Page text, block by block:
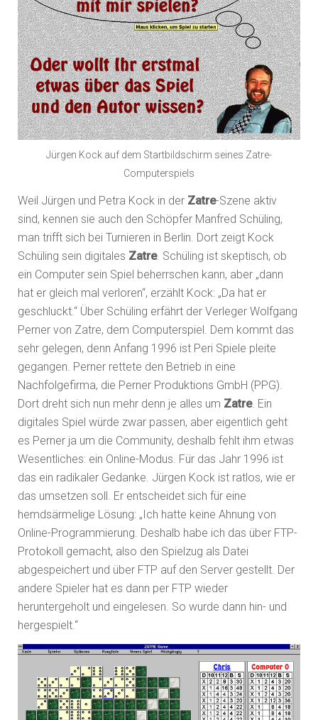
Jürgen Kock auf dem Startbildschirm seines Zatre-
Computerspiels
Weil Jürgen und Petra Kock in der Zatre-Szene aktiv
sind, kennen sie auch den Schöpfer Manfred Schüling,
man trifft sich bei Turnieren in Berlin. Dort zeigt Kock
Schüling sein digitales Zatre. Schüling ist skeptisch, ob
ein Computer sein Spiel beherrschen kann, aber „dann
hat er gleich mal verloren“, erzählt Kock: „Da hat er
geschluckt.“ Über Schüling erfährt der Verleger Wolfgang
Perner von Zatre, dem Computerspiel. Dem kommt das
sehr gelegen, denn Anfang 1996 ist Peri Spiele pleite
gegangen. Perner rettete den Betrieb in eine
Nachfolgefirma, die Perner Produktions GmbH (PPG).
Dort dreht sich nun mehr denn je alles um Zatre. Ein
digitales Spiel würde zwar passen, aber eigentlich geht
es Perner ja um die Community, deshalb fehlt ihm etwas
Wesentliches: ein Online-Modus. Für das Jahr 1996 ist
das ein radikaler Gedanke. Jürgen Kock ist ratlos, wie er
das umsetzen soll. Er entscheidet sich für eine
hemdsärmelige Lösung: „Ich hatte keine Ahnung von
Online-Programmierung. Deshalb habe ich das über FTP-
Protokoll gemacht, also den Spielzug als Datei
abgespeichert und über FTP auf den Server gestellt. Der
andere Spieler hat es dann per FTP wieder
heruntergeholt und eingelesen. So wurde dann hin- und
hergespielt.“